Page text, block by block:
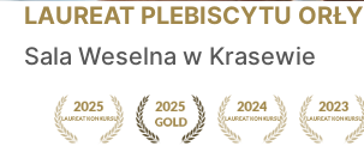
LAUREAT PLEBISCYTU ORŁY
Sala Weselna w Krasewie